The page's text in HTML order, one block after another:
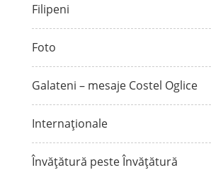
Filipeni
Foto
Galateni – mesaje Costel Oglice
Internaționale
Învățătură peste Învățătură